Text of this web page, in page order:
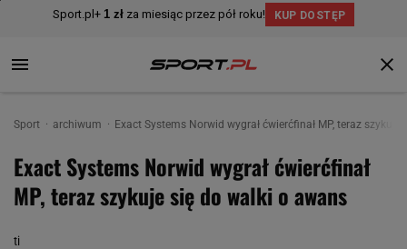
Sport archiwum Exact Systems Norwid wygrał ćwierćfinał MP, teraz
Exact Systems Norwid wygrał ćwierćfinał
MP, teraz szykuje się do walki o awans
ti